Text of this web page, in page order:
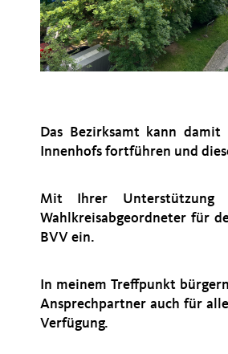
Das Bezirksamt kann
Innenhofs fortführen und
Mit Ihrer
Wahlkreisabgeordneter für
BVV ein.
In meinem Treffpunkt
Ansprechpartner auch für
Verfügung.